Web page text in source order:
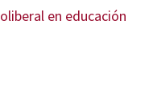
en educación